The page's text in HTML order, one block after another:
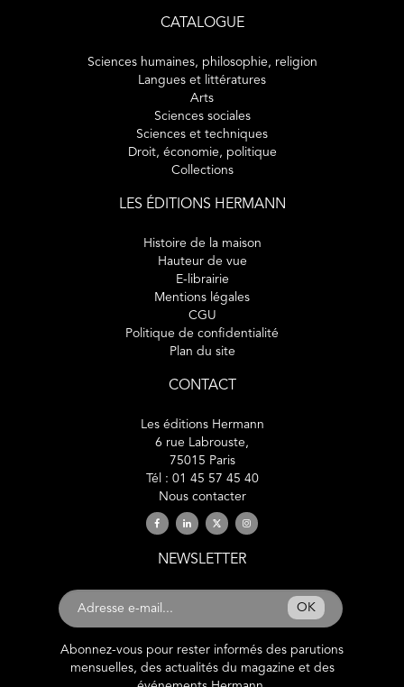
CATALOGUE
Sciences humaines, philosophie, religion
Langues et littératures
Arts
Sciences sociales
Sciences et techniques
Droit, économie, politique
Collections
LES ÉDITIONS HERMANN
Histoire de la maison
Hauteur de vue
E-librairie
Mentions légales
CGU
Politique de confidentialité
Plan du site
CONTACT
Les éditions Hermann
6 rue Labrouste,
75015 Paris
Tél : 01 45 57 45 40
Nous contacter
NEWSLETTER
OK
Abonnez-vous pour rester informés des parutions
mensuelles, des actualités du magazine et des